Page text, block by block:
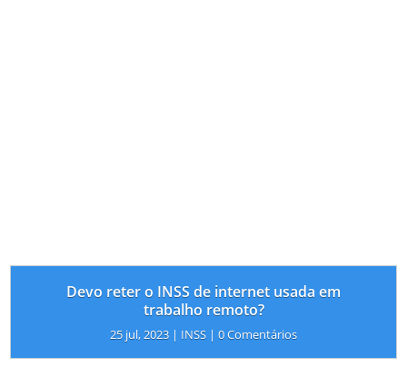
Devo reter o INSS de internet usada em
trabalho remoto?
25 jul, 2023 | INSS | 0 Comentários